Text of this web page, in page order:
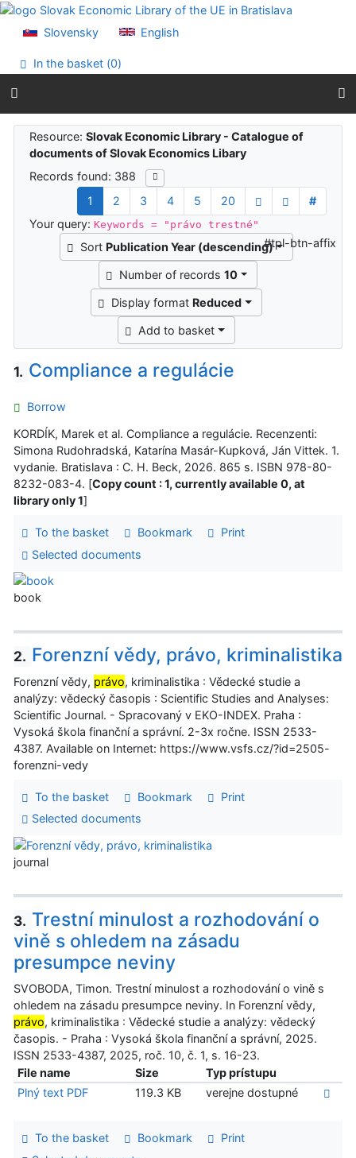
Go to content
Accessibility declaration
Slovensky English
In the basket (0)
Search results
Resource:Slovak Economic Library - Catalogue of
documents of Slovak Economics Libary
Records found: 388
1
2 3 4 5 20
#
Your query:Keywords = "právo trestné"
Sort Publication Year (descending)
Number of records 10
Display format Reduced
Add to basket
#tpl-btn-affix
1. Compliance a regulácie
Borrow
KORDÍK, Marek et al. Compliance a regulácie. Recenzenti:
Simona Rudohradská, Katarína Masár-Kupková, Ján Vittek. 1.
vydanie. Bratislava : C. H. Beck, 2026. 865 s. ISBN 978-80-
8232-083-4. [Copy count : 1, currently available 0, at
library only 1]
To the basket Bookmark
Print
Selected documents
book
2. Forenzní vědy, právo, kriminalistika
Forenzní vědy, právo, kriminalistika : Vědecké studie a
analýzy: vědecký časopis : Scientific Studies and Analyses:
Scientific Journal. - Spracovaný v EKO-INDEX. Praha :
Vysoká škola finanční a správní. 2-3x ročne. ISSN 2533-
4387. Available on Internet: https://www.vsfs.cz/?id=2505-
forenzni-vedy
To the basket Bookmark
Print
Selected documents
journal
3. Trestní minulost a rozhodování o
vině s ohledem na zásadu
presumpce neviny
SVOBODA, Timon. Trestní minulost a rozhodování o vině s
ohledem na zásadu presumpce neviny. In Forenzní vědy,
právo, kriminalistika : Vědecké studie a analýzy: vědecký
časopis. - Praha : Vysoká škola finanční a správní, 2025.
ISSN 2533-4387, 2025, roč. 10, č. 1, s. 16-23.
File name
Size
Typ prístupu
Plný text PDF
119.3 KB verejne dostupné
To the basket Bookmark
Print